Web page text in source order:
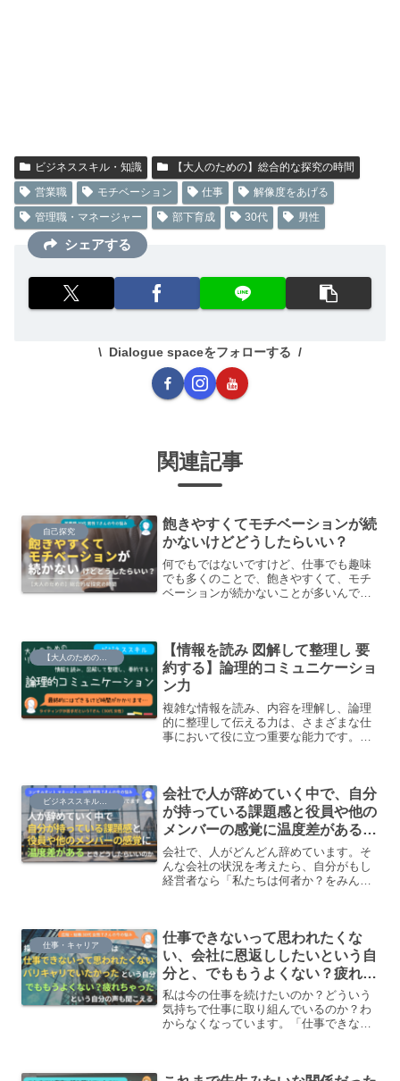
ビジネススキル・知識
【大人のための】総合的な探究の時間
営業職
モチベーション 仕事
解像度をあげる
管理職・マネージャー
部下育成 30代 男性
シェアする
Dialogue spaceをフォローする
関連記事
自己探究
飽きやすくてモチベーションが続
かないけどどうしたらいい？
何でもではないですけど、仕事でも趣味
でも多くのことで、飽きやすくて、モチ
ベーションが続かないことが多いんです
【大人のための】リテラシー道場
【情報を読み 図解して整理し 要
約する】論理的コミュニケーショ
ン力
複雑な情報を読み、内容を理解し、論理
的に整理して伝える力は、さまざまな仕
事において役に立つ重要な能力です。今
いう問題に取り組みながら、思考力を鍛
えるコツをご紹介していきます。
ビジネススキル・知識
会社で人が辞めていく中で、自分
が持っている課題感と役員や他の
メンバーの感覚に温度差があるよ
うな気がします
会社で、人がどんどん辞めています。そ
んな会社の状況を考えたら、自分がもし
経営者なら「私たちは何者か？をみんな
い気がします。
仕事・キャリア
仕事できないって思われたくな
い、会社に恩返ししたいという自
分と、でももうよくない？疲れち
ゃったという自分がいる
私は今の仕事を続けたいのか？どういう
気持ちで仕事に取り組んでいるのか？わ
からなくなっています。「仕事できない